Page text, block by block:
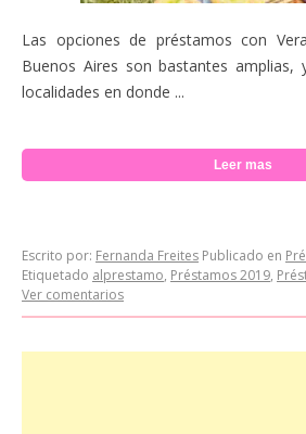
Las opciones de préstamos con
Buenos Aires son bastantes amplias,
localidades en donde ...
Leer mas
Escrito por: Fernanda Freites Publicado en
Etiquetado alprestamo, Préstamos 2019,
Ver comentarios